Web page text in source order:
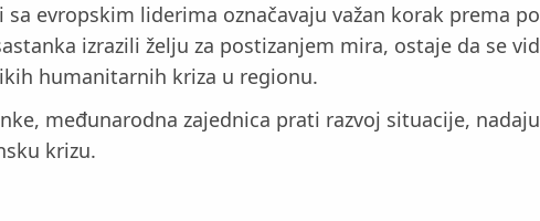
evropskim liderima označavaju važan korak prema
izrazili želju za postizanjem mira, ostaje da se
humanitarnih kriza u regionu.
međunarodna zajednica prati razvoj situacije,
krizu.